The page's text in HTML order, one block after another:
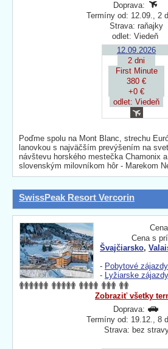
Doprava:
Termíny od: 12.09., 2
Strava: raňajky
odlet: Viedeň
12.09.2026
2 dni
First Minute
380 €
+0 €
odlet: Viedeň
Poďme spolu na Mont Blanc, strechu
lanovkou s najväčším prevýšením na
návštevu horského mestečka Chamonix
slovenským milovníkom hôr - Marekom
SwissPeak Resort Vercorin
Cena s
Švajčiarsko,
- Pobytové zájazdy
- Lyžiarske zájazdy
Zobraziť všetky
Doprava:
Termíny od: 19.12., 8
Strava: bez